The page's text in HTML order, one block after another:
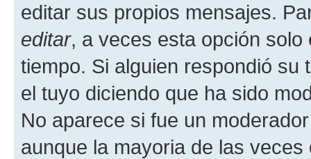
editar sus propios mensajes.
editar, a veces esta opción
tiempo. Si alguien respondió
el tuyo diciendo que ha sido
No aparece si fue un
aunque la mayoria de las